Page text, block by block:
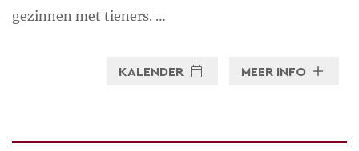
gezinnen met tieners. …
KALENDER MEER INFO